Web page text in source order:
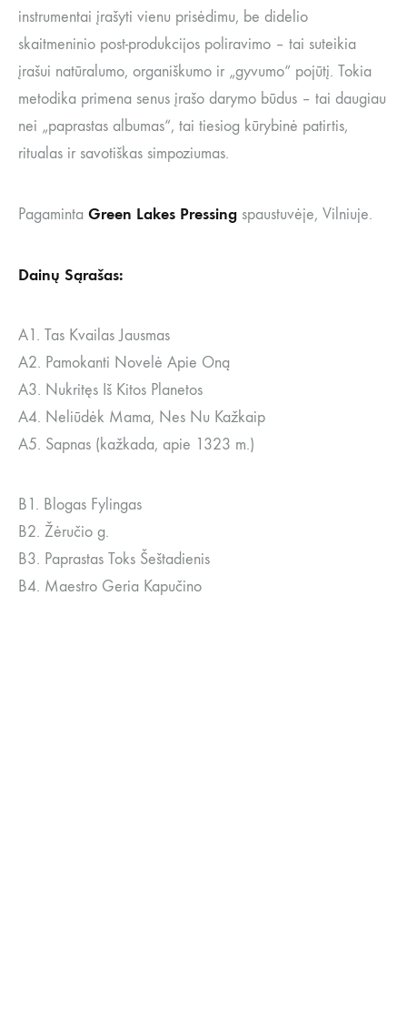
instrumentai įrašyti vienu prisėdimu, be didelio
skaitmeninio post-produkcijos poliravimo – tai suteikia
įrašui natūralumo, organiškumo ir „gyvumo“ pojūtį. Tokia
metodika primena senus įrašo darymo būdus – tai daugiau
nei „paprastas albumas“, tai tiesiog kūrybinė patirtis,
ritualas ir savotiškas simpoziumas.
Pagaminta Green Lakes Pressing spaustuvėje, Vilniuje.
Dainų Sąrašas:
A1. Tas Kvailas Jausmas
A2. Pamokanti Novelė Apie Oną
A3. Nukritęs Iš Kitos Planetos
A4. Neliūdėk Mama, Nes Nu Kažkaip
A5. Sapnas (kažkada, apie 1323 m.)
B1. Blogas Fylingas
B2. Žėručio g.
B3. Paprastas Toks Šeštadienis
B4. Maestro Geria Kapučino